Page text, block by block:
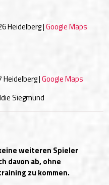
Heidelberg |Google Maps
|Google Maps
Siegmund
weiteren Spieler
davon ab, ohne
zu kommen.